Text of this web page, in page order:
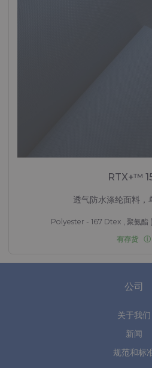
RTX+™
透气防水涤纶面料
Polyester - 167 Dtex , 聚氨酯
有存货
公司
关于我们
新闻
规范和标